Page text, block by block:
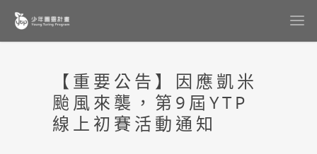
【重要公告】因應凱米
颱風來襲，第9屆YTP
線上初賽活動通知